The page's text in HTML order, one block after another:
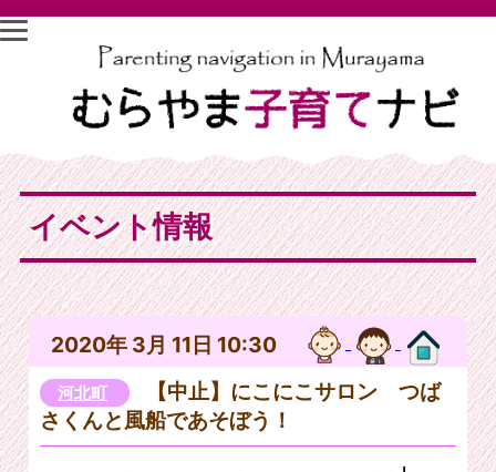
イベント情報
2020年 3月 11日 10:30
河北町
【中止】にこにこサロン つば
さくんと風船であそぼう！